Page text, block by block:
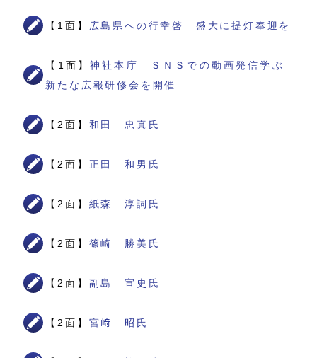
【1面】 広島県への行幸啓 盛大に提灯奉迎を
【1面】神社本庁 ＳＮＳでの動画発信学ぶ
新たな広報研修会を開催
【2面】 和田 忠真氏
【2面】 正田 和男氏
【2面】 紙森 淳詞氏
【2面】 篠崎 勝美氏
【2面】 副島 宣史氏
【2面】 宮﨑 昭氏